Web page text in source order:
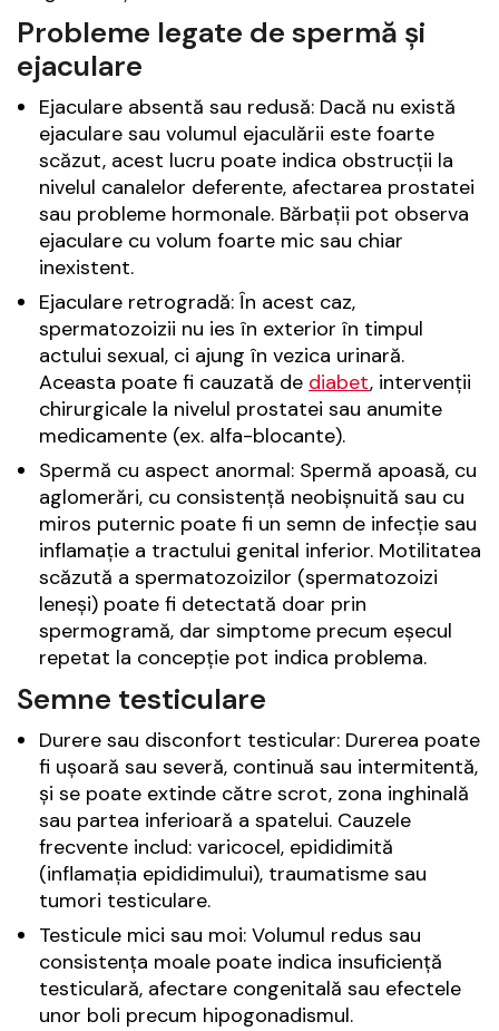
Probleme legate de spermă și
ejaculare
Ejaculare absentă sau redusă: Dacă nu există
ejaculare sau volumul ejaculării este foarte
scăzut, acest lucru poate indica obstrucții la
nivelul canalelor deferente, afectarea prostatei
sau probleme hormonale. Bărbații pot observa
ejaculare cu volum foarte mic sau chiar
inexistent.
Ejaculare retrogradă: În acest caz,
spermatozoizii nu ies în exterior în timpul
actului sexual, ci ajung în vezica urinară.
Aceasta poate fi cauzată de diabet, intervenții
chirurgicale la nivelul prostatei sau anumite
medicamente (ex. alfa-blocante).
Spermă cu aspect anormal: Spermă apoasă, cu
aglomerări, cu consistență neobișnuită sau cu
miros puternic poate fi un semn de infecție sau
inflamație a tractului genital inferior. Motilitatea
scăzută a spermatozoizilor (spermatozoizi
leneși) poate fi detectată doar prin
spermogramă, dar simptome precum eșecul
repetat la concepție pot indica problema.
Semne testiculare
Durere sau disconfort testicular: Durerea poate
fi ușoară sau severă, continuă sau intermitentă,
și se poate extinde către scrot, zona inghinală
sau partea inferioară a spatelui. Cauzele
frecvente includ: varicocel, epididimită
(inflamația epididimului), traumatisme sau
tumori testiculare.
Testicule mici sau moi: Volumul redus sau
consistența moale poate indica insuficiență
testiculară, afectare congenitală sau efectele
unor boli precum hipogonadismul.